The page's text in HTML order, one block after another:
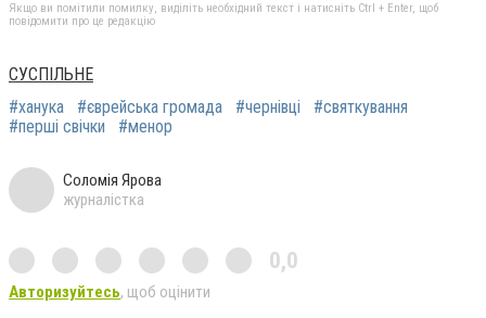
Якщо ви помітили помилку, виділіть необхідний текст і натисніть Ctrl + Enter, щоб
повідомити про це редакцію
СУСПІЛЬНЕ
#ханука
#єврейська громада #чернівці
#святкування
#перші свічки
#менор
Соломія Ярова
журналістка
0,0
Авторизуйтесь, щоб оцінити